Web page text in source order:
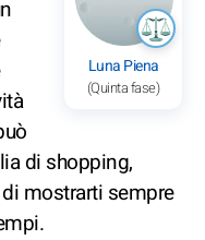
Luna Piena
(Quinta fase)
di shopping,
mostrarti sempre